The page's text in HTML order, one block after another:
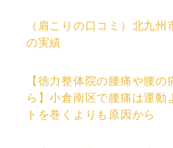
（肩こりの口コミ）北九
の実績
【徳力整体院の腰痛や腰
ら】小倉南区で腰痛は運
トを巻くよりも原因から